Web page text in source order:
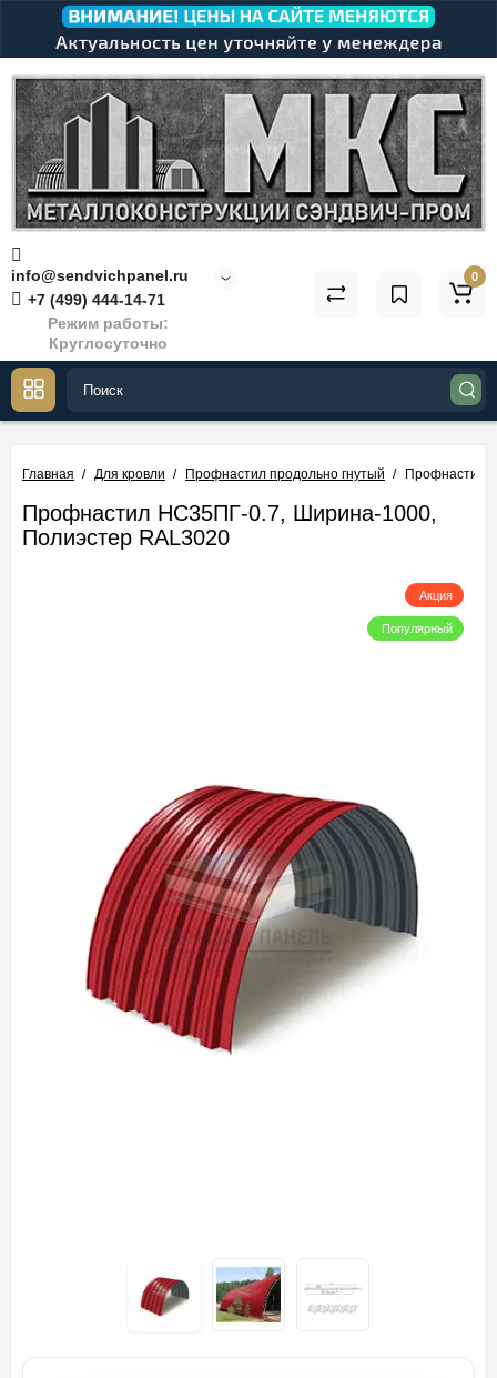
info@sendvichpanel.ru
+7 (499) 444-14-71
Режим работы:
Круглосуточно
0
Главная Для кровли Профнастил продольно гнутый Профнастил
Профнастил НС35ПГ-0.7, Ширина-1000,
Полиэстер RAL3020
Акция
Популярный